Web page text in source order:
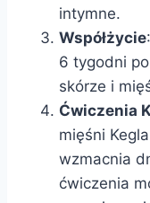
intymne.
Współżycie
6 tygodni
skórze i
Ćwiczenia
mięśni
wzmacnia
ćwiczenia